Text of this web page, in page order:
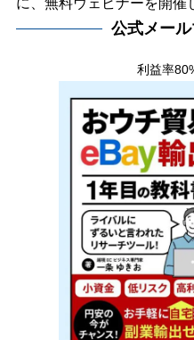
に、無料ウェビナーを開催
公式メー
利益率